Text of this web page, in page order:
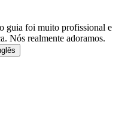
guia foi muito profissional e
Nós realmente adoramos.